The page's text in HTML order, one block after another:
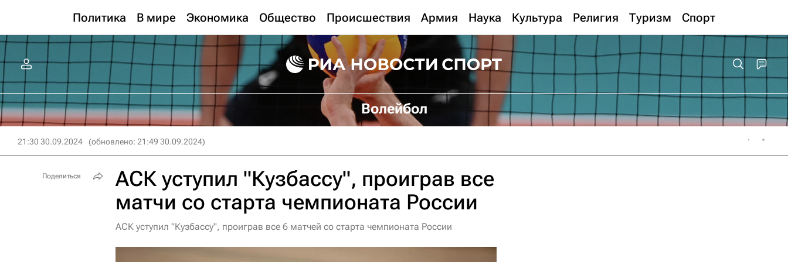
Политика В мире Экономика Общество Происшествия Армия Наука Культура Религия Туризм Спорт
Волейбол
21:30 30.09.2024 (обновлено: 21:49 30.09.2024)
АСК уступил "Кузбассу", проиграв все
матчи со старта чемпионата России
АСК уступил "Кузбассу", проиграв все 6 матчей со старта чемпионата России
Поделиться